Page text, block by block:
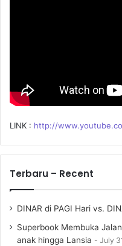
LINK : http://
Terbaru – Recent
DINAR di PAGI Hari vs.
Superbook Membuka
anak hingga Lansia
July